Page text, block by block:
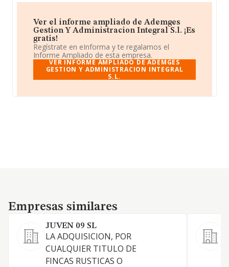
Ver el informe ampliado de Ademges
Gestion Y Administracion Integral S.l. ¡Es
gratis!
Regístrate en eInforma y te regalamos el
Informe Ampliado de esta empresa.
VER INFORME AMPLIADO DE ADEMGES
GESTION Y ADMINISTRACION INTEGRAL
S.L.
Empresas similares
Empresas similares
JUVEN 09 SL
LA ADQUISICION, POR
CUALQUIER TITULO DE
FINCAS RUSTICAS O